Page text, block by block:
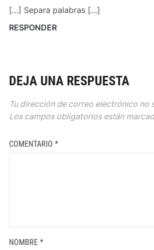
[…] Separa palabras […]
RESPONDER
DEJA UNA RESPUESTA
Tu dirección de correo electrónico no
Los campos obligatorios están
COMENTARIO *
NOMBRE *